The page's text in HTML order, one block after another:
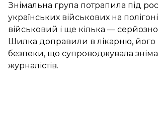
Знімальна група потрапила під
українських військових на
військовий і ще кілька —
Шилка доправили в лікарню, його
безпеки, що супроводжувала
журналістів.